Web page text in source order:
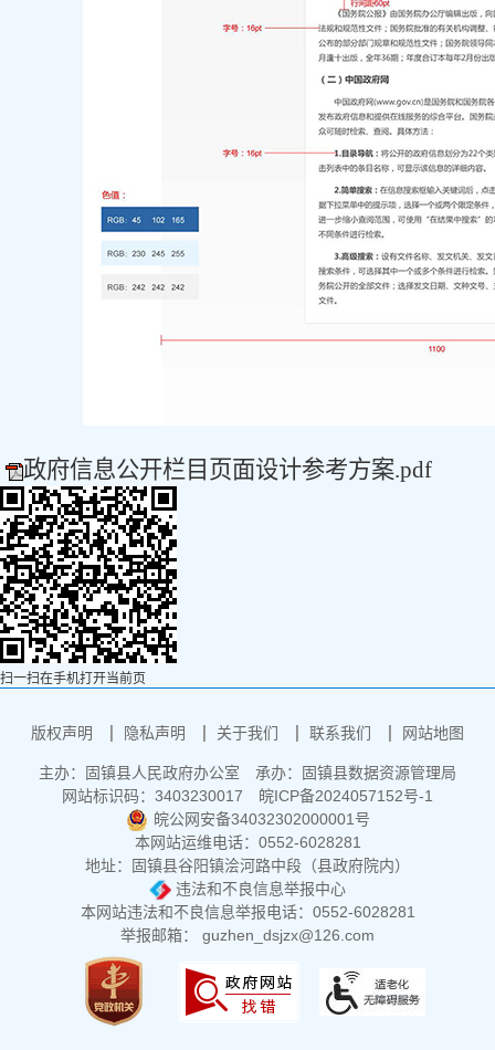
政府信息公开栏目页面设计参考方案.pdf
扫一扫在手机打开当前页
版权声明 隐私声明 关于我们 联系我们 网站地图
主办：固镇县人民政府办公室
承办：固镇县数据资源管理局
网站标识码：3403230017
皖ICP备2024057152号-1
皖公网安备34032302000001号
本网站运维电话：0552-6028281
地址：固镇县谷阳镇浍河路中段（县政府院内）
违法和不良信息举报中心
本网站违法和不良信息举报电话：0552-6028281
举报邮箱： guzhen_dsjzx@126.com